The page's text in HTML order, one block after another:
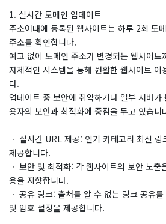
1. 실시간 도메인 업데이트
주소어때에 등록된 웹사이트는 하루 2회 도
주소를 확인합니다.
예고 없이 도메인 주소가 변경되는 웹사이트
자체적인 시스템을 통해 원활한 웹사이트 이
다.
업데이트 중 보안에 취약하거나 일부 서버
용자의 보안과 최적화에 중점을 두고 있습니
ㆍ 실시간 URL 제공: 인기 카테고리 최신
제공합니다.
ㆍ 보안 및 최적화: 각 웹사이트의 보안 노출
용을 지향합니다.
ㆍ 공유 링크: 출처를 알 수 없는 링크 공유
및 암호 설정을 제공합니다.